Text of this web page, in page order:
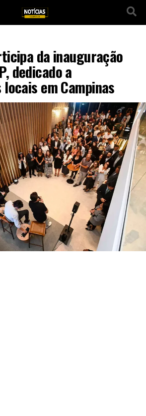
da inauguração
dedicado a
em Campinas